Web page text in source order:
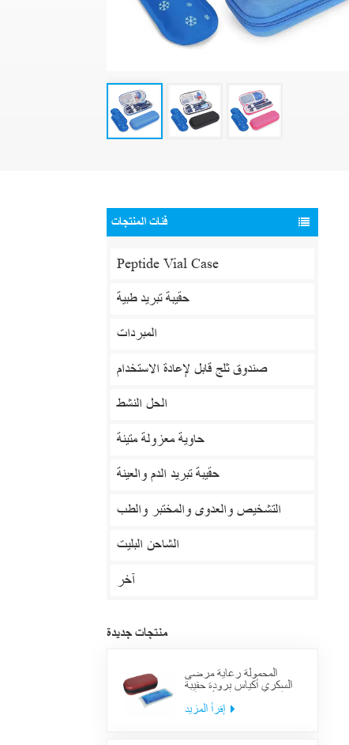
فئات المنتجات
Peptide Vial Case
حقيبة تبريد طبية
المبردات
صندوق ثلج قابل لإعادة الاستخدام
الحل النشط
حاوية معزولة متينة
حقيبة تبريد الدم والعينة
التشخيص والعدوى والمختبر والطب
الشاحن البليت
آخر
منتجات جديدة
المحمولة رعاية مرضى
السكري أكياس برودة حقيبة
العرض معزول الأنسولين
لوازم حالة السفر
إقرأ المزيد